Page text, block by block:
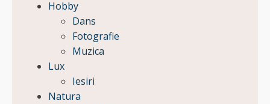
Hobby
Dans
Fotografie
Muzica
Lux
Iesiri
Natura